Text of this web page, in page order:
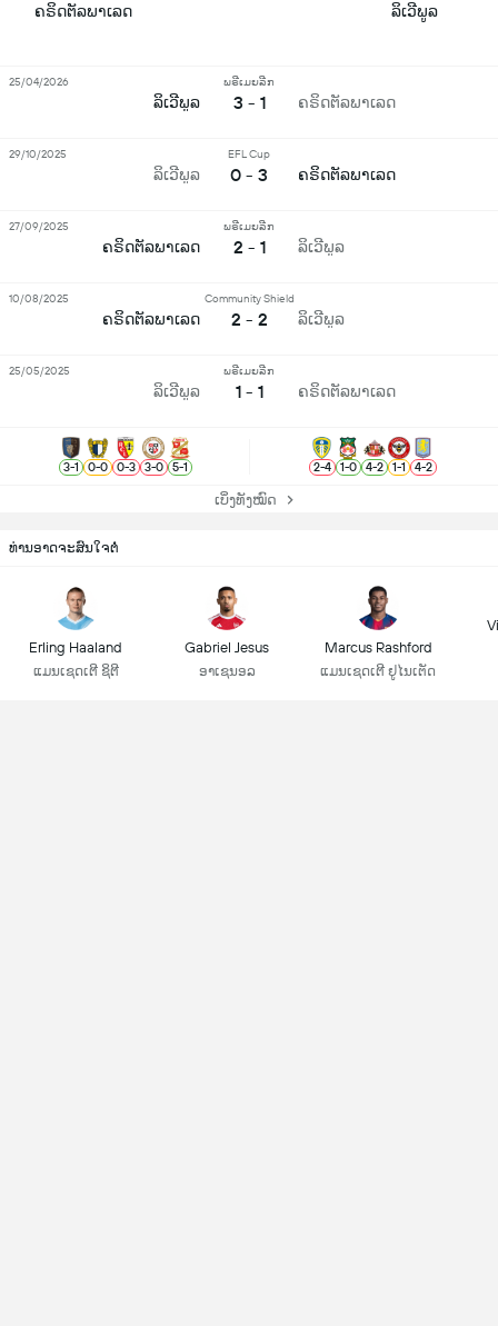
ຄຣິດຕັລພາເລດ ລິເວີພູລ
ລິເວີພູລ
ພຣີເມຍລີກ
3 - 1 ຄຣິດຕັລພາເລດ
25/04/2026
ລິເວີພູລ
EFL Cup
0 - 3 ຄຣິດຕັລພາເລດ
29/10/2025
ຄຣິດຕັລພາເລດ
ພຣີເມຍລີກ
2 - 1 ລິເວີພູລ
27/09/2025
ຄຣິດຕັລພາເລດ
Community Shield
2 - 2 ລິເວີພູລ
10/08/2025
ລິເວີພູລ
ພຣີເມຍລີກ
1 - 1 ຄຣິດຕັລພາເລດ
25/05/2025
3-1 0-0 0-3 3-0 5-1 2-4 1-0 4-2 1-1 4-2
ເບິ່ງທັງໝົດ
ທ່ານອາດຈະສົນໃຈຕໍ່
Erling Haaland
ແມນເຊດເຕີ ຊິຕີ
Gabriel Jesus
ອາເຊນອລ
Marcus Rashford
ແມນເຊດເຕີ ຢູໄນເຕັດ